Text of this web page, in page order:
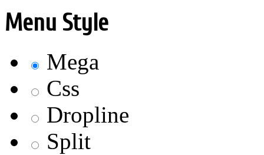
Menu Style
Mega
Css
Dropline
Split